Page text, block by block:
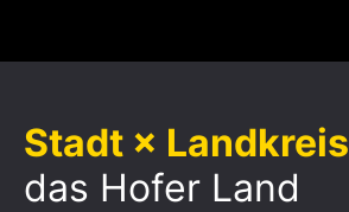
Stadt × Landkreis
das Hofer Land